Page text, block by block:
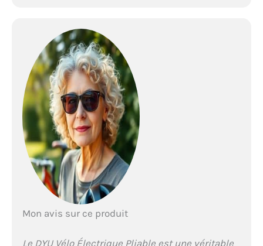
Mon avis sur ce produit
Le DYU Vélo Électrique Pliable est une véritable